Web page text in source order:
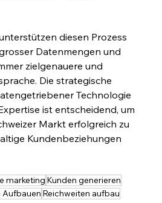
diesen Prozess
Datenmengen und
zielgenauere und
Die strategische
Technologie
ist entscheidend, um
Markt erfolgreich zu
Kundenbeziehungen
marketing Kunden generieren
Aufbauen Reichweiten aufbau